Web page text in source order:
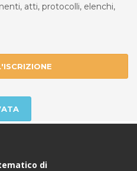
atti, protocolli, elenchi,
di